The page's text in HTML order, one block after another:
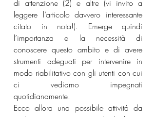
di attenzione (2) e altre (vi invito a
leggere l’articolo davvero interessante
citato in nota!). Emerge quindi
l’importanza e la necessità di
conoscere questo ambito e di avere
strumenti adeguati per intervenire in
modo riabilitativo con gli utenti con cui
ci vediamo impegnati
quotidianamente.
Ecco allora una possibile attività da